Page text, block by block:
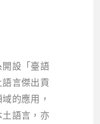
開設「臺語
言傑出貢
的應用，
語言，亦